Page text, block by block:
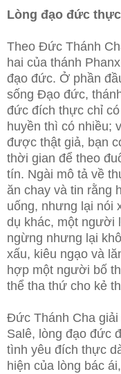
Lòng đạo đức
Theo Đức Thánh
hai của thánh
đạo đức. Ở phần
sống Đạo đức,
đức đích thực chỉ
huyền thì có nhiều;
được thật giả, bạn
thời gian để theo
tín. Ngài mô tả về
ăn chay và tin rằng
uống, nhưng lại nói
dụ khác, một người
ngừng nhưng lại
xấu, kiêu ngạo và
hợp một người bố
thể tha thứ cho kẻ
Đức Thánh Cha
Salê, lòng đạo đức
tình yêu đích thực
hiện của lòng bác